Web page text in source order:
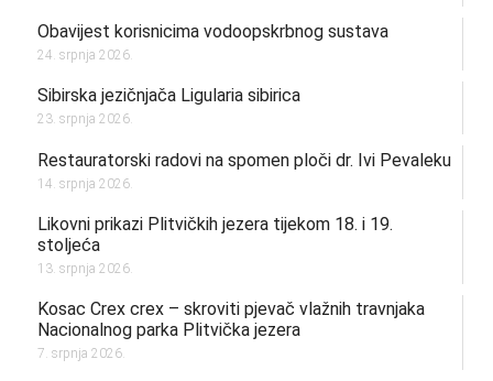
Obavijest korisnicima vodoopskrbnog sustava
24. srpnja 2026.
Sibirska jezičnjača Ligularia sibirica
23. srpnja 2026.
Restauratorski radovi na spomen ploči dr. Ivi Pevaleku
14. srpnja 2026.
Likovni prikazi Plitvičkih jezera tijekom 18. i 19.
stoljeća
13. srpnja 2026.
Kosac Crex crex – skroviti pjevač vlažnih travnjaka
Nacionalnog parka Plitvička jezera
7. srpnja 2026.